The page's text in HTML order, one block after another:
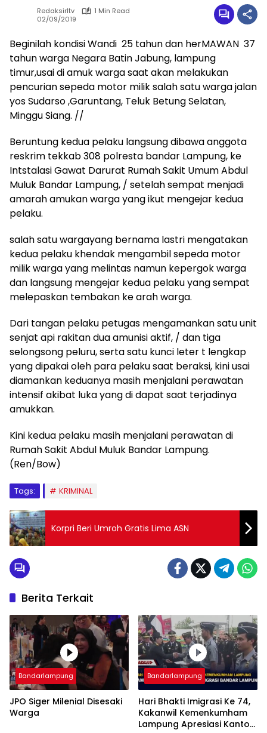
Redaksirltv
1 Min Read
02/09/2019
Beginilah kondisi Wandi 25 tahun dan herMAWAN 37
tahun warga Negara Batin Jabung, lampung
timur,usai di amuk warga saat akan melakukan
pencurian sepeda motor milik salah satu warga jalan
yos Sudarso ,Garuntang, Teluk Betung Selatan,
Minggu Siang. //
Beruntung kedua pelaku langsung dibawa anggota
reskrim tekkab 308 polresta bandar Lampung, ke
Intstalasi Gawat Darurat Rumah Sakit Umum Abdul
Muluk Bandar Lampung, / setelah sempat menjadi
amarah amukan warga yang ikut mengejar kedua
pelaku.
salah satu wargayang bernama lastri mengatakan
kedua pelaku khendak mengambil sepeda motor
milik warga yang melintas namun kepergok warga
dan langsung mengejar kedua pelaku yang sempat
melepaskan tembakan ke arah warga.
Dari tangan pelaku petugas mengamankan satu unit
senjat api rakitan dua amunisi aktif, / dan tiga
selongsong peluru, serta satu kunci leter t lengkap
yang dipakai oleh para pelaku saat beraksi, kini usai
diamankan keduanya masih menjalani perawatan
intensif akibat luka yang di dapat saat terjadinya
amukkan.
Kini kedua pelaku masih menjalani perawatan di
Rumah Sakit Abdul Muluk Bandar Lampung.
(Ren/Bow)
Tags: KRIMINAL
Korpri Beri Umroh Gratis Lima ASN
Berita Terkait
Bandarlampung
JPO Siger Milenial Disesaki
Warga
Bandarlampung
Hari Bhakti Imigrasi Ke 74,
Kakanwil Kemenkumham
Lampung Apresiasi Kantor